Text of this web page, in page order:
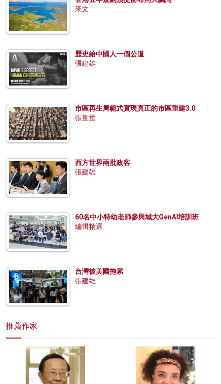
來文
歷史給中國人一個公道
張建雄
市區再生局範式實現真正的市區重建3.0
張量童
西方世界兩批政客
張建雄
60名中小特幼老師參與城大GenAI培訓班
編輯精選
台灣被美國拖累
張建雄
推薦作家